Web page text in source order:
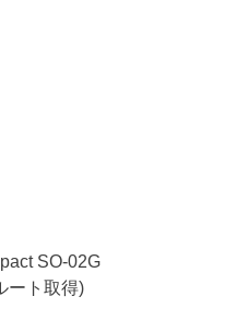
SO-02G
ート取得)